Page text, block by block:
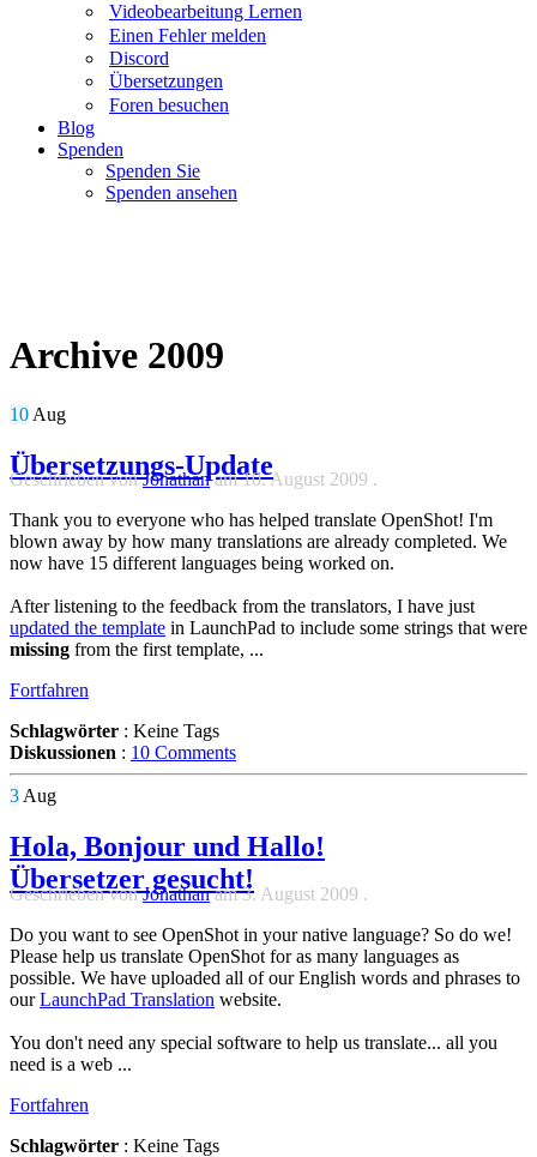
Videobearbeitung Lernen
Einen Fehler melden
Discord
Übersetzungen
Foren besuchen
Blog
Spenden
Spenden Sie
Spenden ansehen
Archive 2009
10 Aug
Übersetzungs-Update
Geschrieben vonJonathanam10. August 2009 .
Thank you to everyone who has helped translate OpenShot! I'm
blown away by how many translations are already completed. We
now have 15 different languages being worked on.
After listening to the feedback from the translators, I have just
updated the template in LaunchPad to include some strings that were
missing from the first template, ...
Fortfahren
Schlagwörter : Keine Tags
Diskussionen : 10 Comments
3Aug
Hola, Bonjour und Hallo!
Übersetzer gesucht!
Geschrieben vonJonathanam3. August 2009 .
Do you want to see OpenShot in your native language? So do we!
Please help us translate OpenShot for as many languages as
possible. We have uploaded all of our English words and phrases to
ourLaunchPad Translation website.
You don't need any special software to help us translate... all you
need is a web ...
Fortfahren
Schlagwörter : Keine Tags